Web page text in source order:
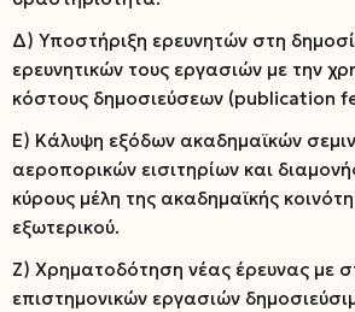
Δ) Υποστήριξη ερευνητών στη
ερευνητικών τους εργασιών με την
κόστους δημοσιεύσεων (publication
Ε) Κάλυψη εξόδων ακαδημαϊκών
αεροπορικών εισιτηρίων και
κύρους μέλη της ακαδημαϊκής
εξωτερικού.
Ζ) Χρηματοδότηση νέας έρευνας με
επιστημονικών εργασιών